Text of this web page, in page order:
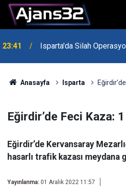
23:41
Isparta'da Silah
Anasayfa Isparta
Eğirdir’de Feci Kaza: 1
Eğirdir’de Kervansaray
hasarlı trafik kazası meydana
Yayınlanma: 01 Aralık 2022 11:57